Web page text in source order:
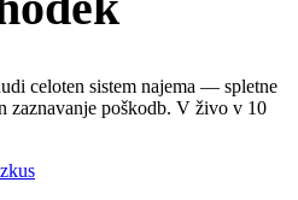
celoten sistem najema — spletne
zaznavanje poškodb. V živo v 10